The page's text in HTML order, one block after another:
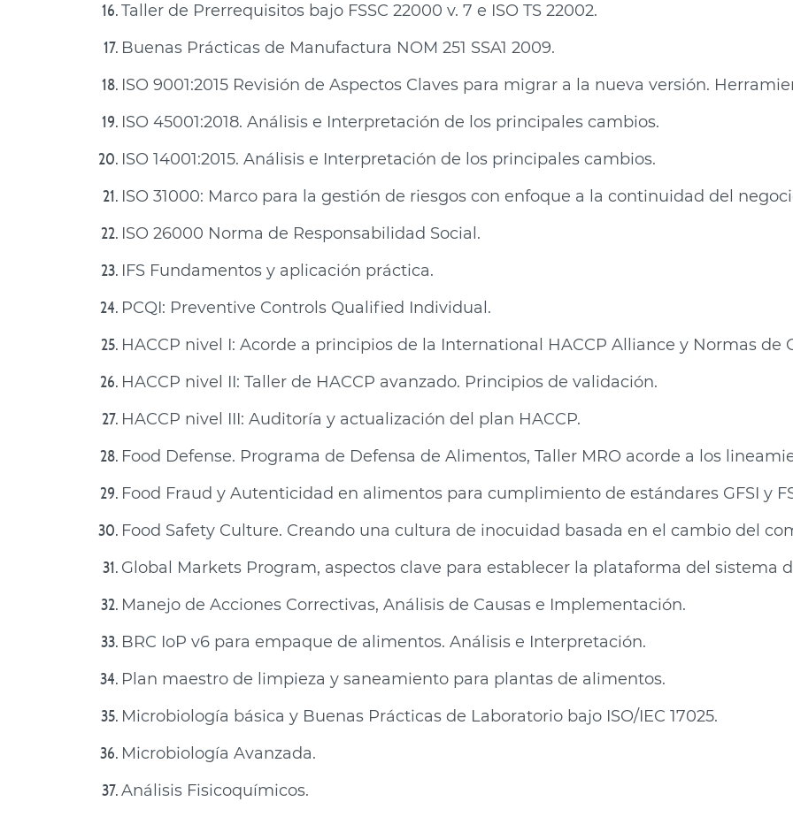
Taller de Prerrequisitos bajo FSSC 22000 v. 7 e ISO TS 22002.
Buenas Prácticas de Manufactura NOM 251 SSA1 2009.
ISO 9001:2015 Revisión de Aspectos Claves para migrar a la nueva versión.
ISO 45001:2018. Análisis e Interpretación de los principales cambios.
ISO 14001:2015. Análisis e Interpretación de los principales cambios.
ISO 31000: Marco para la gestión de riesgos con enfoque a la continuidad del
ISO 26000 Norma de Responsabilidad Social.
IFS Fundamentos y aplicación práctica.
PCQI: Preventive Controls Qualified Individual.
HACCP nivel I: Acorde a principios de la International HACCP Alliance y Normas de
HACCP nivel II: Taller de HACCP avanzado. Principios de validación.
HACCP nivel III: Auditoría y actualización del plan HACCP.
Food Defense. Programa de Defensa de Alimentos, Taller MRO acorde a los
Food Fraud y Autenticidad en alimentos para cumplimiento de estándares GFSI y
Food Safety Culture. Creando una cultura de inocuidad basada en el cambio del
Global Markets Program, aspectos clave para establecer la plataforma del sistema
Manejo de Acciones Correctivas, Análisis de Causas e Implementación.
BRC IoP v6 para empaque de alimentos. Análisis e Interpretación.
Plan maestro de limpieza y saneamiento para plantas de alimentos.
Microbiología básica y Buenas Prácticas de Laboratorio bajo ISO/IEC 17025.
Microbiología Avanzada.
Análisis Fisicoquímicos.